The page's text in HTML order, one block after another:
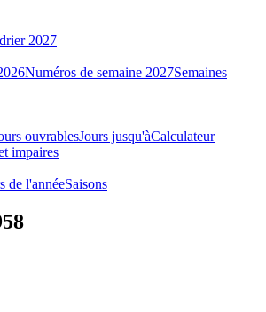
2027
Numéros de semaine 2027Semaines
ouvrablesJours jusqu'àCalculateur
impaires
de l'annéeSaisons